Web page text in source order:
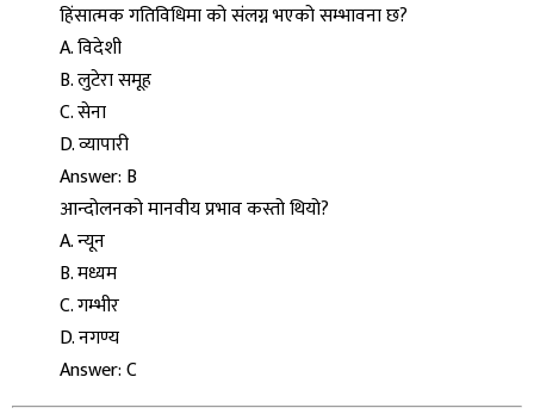
हिंसात्मक गतिविधिमा को संलग्न भएको सम्भावना छ?
A. विदेशी
B. लुटेरा समूह
C. सेना
D. व्यापारी
Answer: B
आन्दोलनको मानवीय प्रभाव कस्तो थियो?
A. न्यून
B. मध्यम
C. गम्भीर
D. नगण्य
Answer: C